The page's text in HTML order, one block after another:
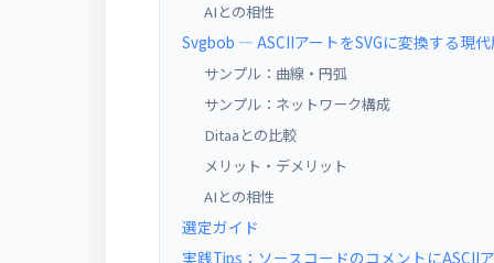
AIとの相性
Svgbob — ASCIIアートをSVGに変換する現
サンプル：曲線・円弧
サンプル：ネットワーク構成
Ditaaとの比較
メリット・デメリット
AIとの相性
選定ガイド
実践Tips：ソースコードのコメントにASCII